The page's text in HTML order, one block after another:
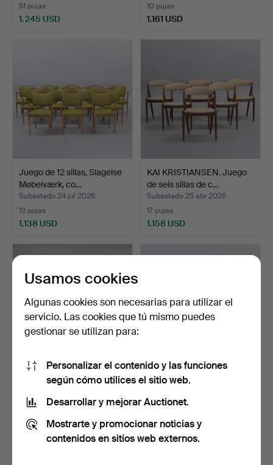
51 pujas
1.245 USD
10 pujas
1.161 USD
Juego de 12 sillas, Slagelse
Møbelværk, co…
Subastado 24 jul 2026
13 pujas
1.138 USD
KAI KRISTIANSEN. Juego
de seis sillas de c…
Subastado 25 abr 2026
17 pujas
1.158 USD
POUL CADOVIUS (1911-
2011). Sistema de esta…
Subastado 11 may 2026
1.115 USD
JUEGO DE SEIS SILLAS
Subastado 6 ago 2026
1.054 USD
Usamos cookies
Algunas cookies son necesarias para utilizar el
servicio. Las cookies que tú mismo puedes
gestionar se utilizan para:
Personalizar el contenido y las funciones
según cómo utilices el sitio web.
Desarrollar y mejorar Auctionet.
Mostrarte y promocionar noticias y
contenidos en sitios web externos.